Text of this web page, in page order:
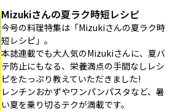
Mizukiさんの夏ラク時短レシピ
今号の料理特集は「Mizukiさんの夏ラク時
短レシピ」。
本誌連載でも大人気のMizukiさんに、夏バ
テ防止にもなる、栄養満点の手間なしレシ
ピをたっぷり教えていただきました!
レンチンおかずやワンパンパスタなど、暑
い夏を乗り切るテクが満載です。